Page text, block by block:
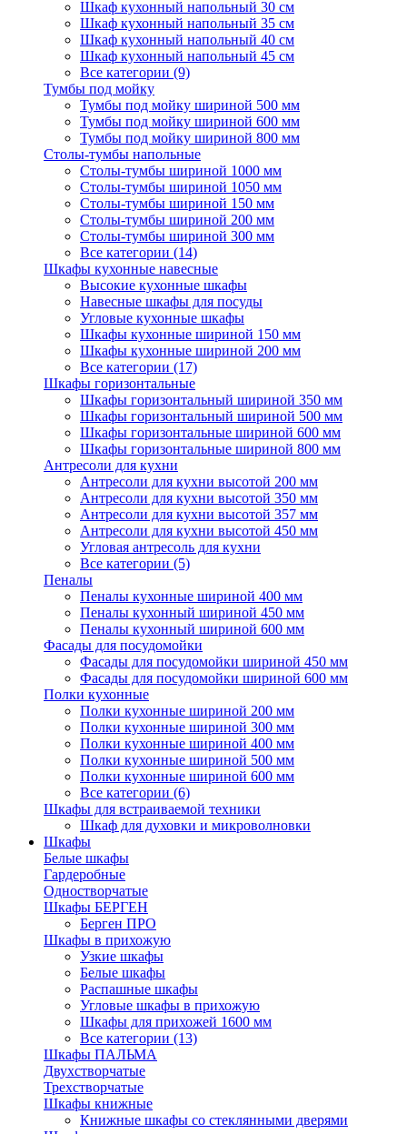
Шкаф кухонный напольный 30 см
Шкаф кухонный напольный 35 см
Шкаф кухонный напольный 40 см
Шкаф кухонный напольный 45 см
Все категории (9)
Тумбы под мойку
Тумбы под мойку шириной 500 мм
Тумбы под мойку шириной 600 мм
Тумбы под мойку шириной 800 мм
Столы-тумбы напольные
Столы-тумбы шириной 1000 мм
Столы-тумбы шириной 1050 мм
Столы-тумбы шириной 150 мм
Столы-тумбы шириной 200 мм
Столы-тумбы шириной 300 мм
Все категории (14)
Шкафы кухонные навесные
Высокие кухонные шкафы
Навесные шкафы для посуды
Угловые кухонные шкафы
Шкафы кухонные шириной 150 мм
Шкафы кухонные шириной 200 мм
Все категории (17)
Шкафы горизонтальные
Шкафы горизонтальный шириной 350 мм
Шкафы горизонтальный шириной 500 мм
Шкафы горизонтальные шириной 600 мм
Шкафы горизонтальные шириной 800 мм
Антресоли для кухни
Антресоли для кухни высотой 200 мм
Антресоли для кухни высотой 350 мм
Антресоли для кухни высотой 357 мм
Антресоли для кухни высотой 450 мм
Угловая антресоль для кухни
Все категории (5)
Пеналы
Пеналы кухонные шириной 400 мм
Пеналы кухонный шириной 450 мм
Пеналы кухонный шириной 600 мм
Фасады для посудомойки
Фасады для посудомойки шириной 450 мм
Фасады для посудомойки шириной 600 мм
Полки кухонные
Полки кухонные шириной 200 мм
Полки кухонные шириной 300 мм
Полки кухонные шириной 400 мм
Полки кухонные шириной 500 мм
Полки кухонные шириной 600 мм
Все категории (6)
Шкафы для встраиваемой техники
Шкаф для духовки и микроволновки
Шкафы
Белые шкафы
Гардеробные
Одностворчатые
Шкафы БЕРГЕН
Берген ПРО
Шкафы в прихожую
Узкие шкафы
Белые шкафы
Распашные шкафы
Угловые шкафы в прихожую
Шкафы для прихожей 1600 мм
Все категории (13)
Шкафы ПАЛЬМА
Двухстворчатые
Трехстворчатые
Шкафы книжные
Книжные шкафы со стеклянными дверями